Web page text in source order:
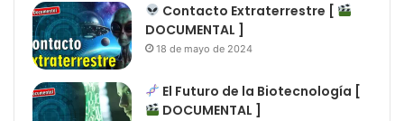
Contacto Extraterrestre [
DOCUMENTAL ]
18 de mayo de 2024
El Futuro de la Biotecnología [
DOCUMENTAL ]